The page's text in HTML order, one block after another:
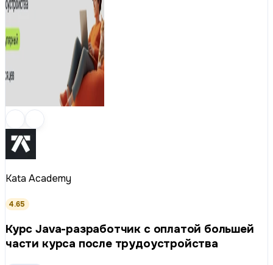
Kata Academy
4.65
Курс Java-разработчик с оплатой большей
части курса после трудоустройства